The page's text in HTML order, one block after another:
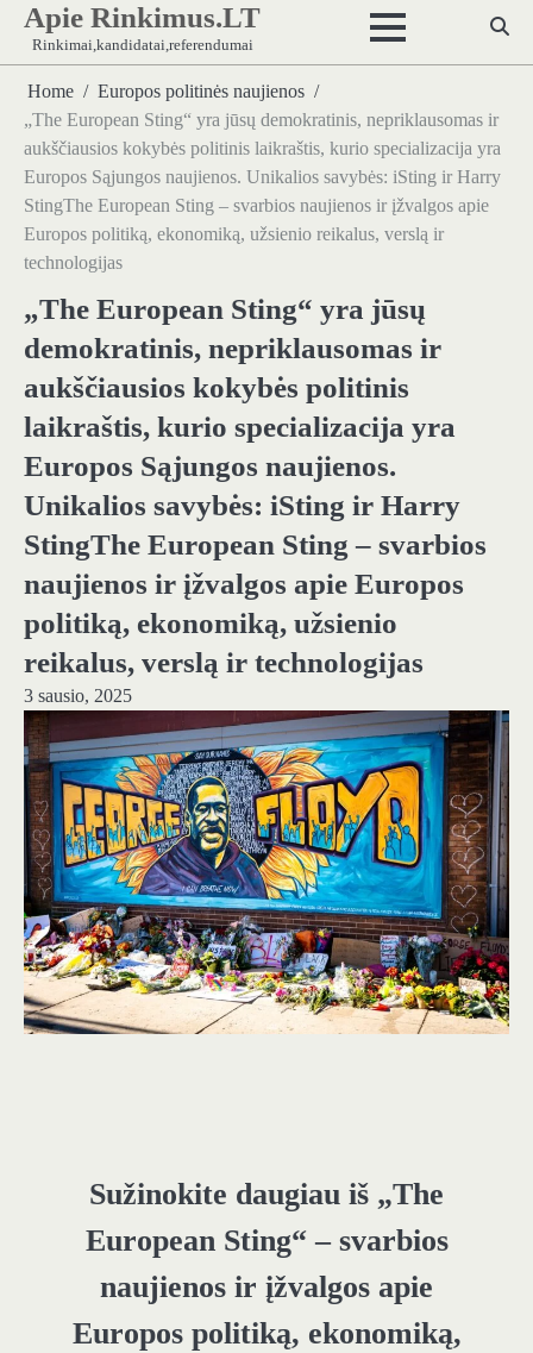
Skip
content
Apie Rinkimus.LT
Rinkimai,kandidatai,referendumai
Home
Europos politinės naujienos
„The European Sting“ yra jūsų demokratinis, nepriklausomas ir
aukščiausios kokybės politinis laikraštis, kurio specializacija yra
Europos Sąjungos naujienos. Unikalios savybės: iSting ir Harry
StingThe European Sting – svarbios naujienos ir įžvalgos apie
Europos politiką, ekonomiką, užsienio reikalus, verslą ir
technologijas
„The European Sting“ yra jūsų
demokratinis, nepriklausomas ir
aukščiausios kokybės politinis
laikraštis, kurio specializacija yra
Europos Sąjungos naujienos.
Unikalios savybės: iSting ir Harry
StingThe European Sting – svarbios
naujienos ir įžvalgos apie Europos
politiką, ekonomiką, užsienio
reikalus, verslą ir technologijas
3 sausio, 2025
Sužinokite daugiau iš „The
European Sting“ – svarbios
naujienos ir įžvalgos apie
Europos politiką, ekonomiką,